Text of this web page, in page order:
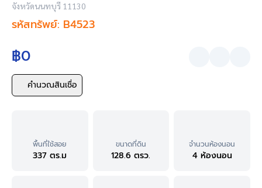
จังหวัดนนทบุรี 11130
รหัสทรัพย์: B4523
฿0
คำนวณสินเชื่อ
พื้นที่ใช้สอย
337 ตร.ม
ขนาดที่ดิน
128.6 ตรว.
จำนวนห้องนอน
4 ห้องนอน